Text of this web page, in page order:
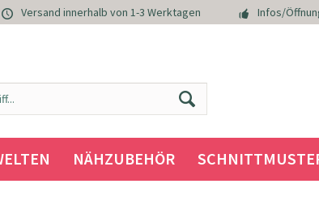
Versand innerhalb von 1-3 Werktagen Infos/
NÄHZUBEHÖR